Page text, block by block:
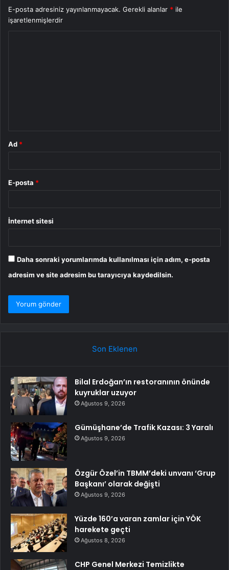
E-posta adresiniz yayınlanmayacak. Gerekli alanlar * ile
işaretlenmişlerdir
Ad *
E-posta *
İnternet sitesi
Daha sonraki yorumlarımda kullanılması için adım, e-posta
adresim ve site adresim bu tarayıcıya kaydedilsin.
Son Eklenen
Bilal Erdoğan’ın restoranının önünde
kuyruklar uzuyor
Ağustos 9, 2026
Gümüşhane’de Trafik Kazası: 3 Yaralı
Ağustos 9, 2026
Özgür Özel’in TBMM’deki unvanı ‘Grup
Başkanı’ olarak değişti
Ağustos 9, 2026
Yüzde 160’a varan zamlar için YÖK
harekete geçti
Ağustos 8, 2026
CHP Genel Merkezi Temizlikte